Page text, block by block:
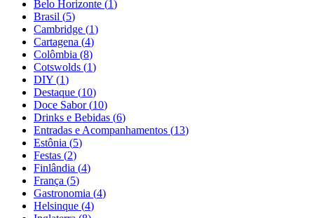
Belo Horizonte (1 )
Brasil (5)
Cambridge (1)
Cartagena (4)
Colômbia (8)
Cotswolds (1)
DIY (1)
Destaque (10)
Doce Sabor (10)
Drinks e Bebidas (6)
Entradas e Acompanhamentos (13)
Estônia (5)
Festas (2)
Finlândia (4)
França (5)
Gastronomia (4)
Helsinque (4)